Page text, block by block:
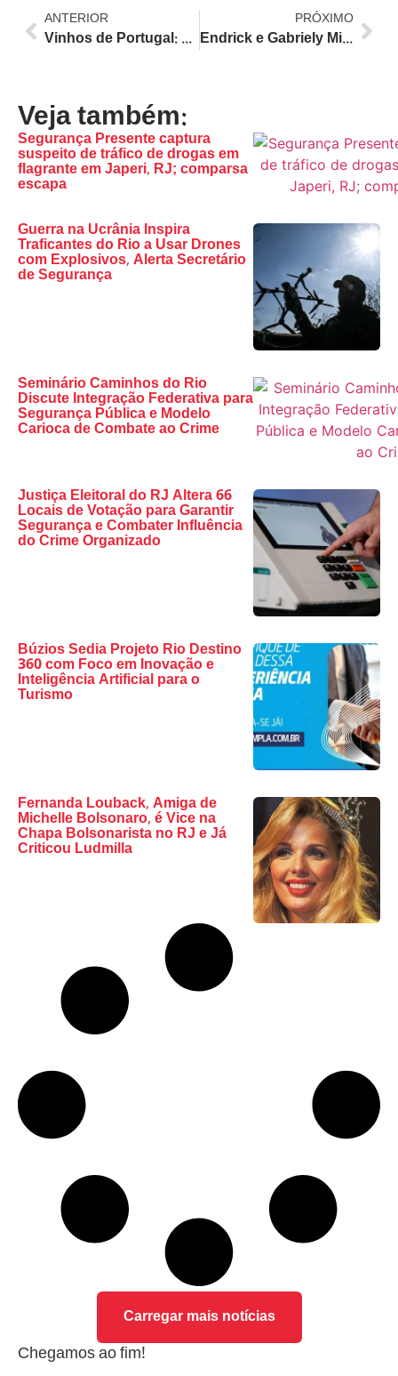
ANTERIOR
Vinhos de Portugal: Jockey Club Brasileiro sedia megaevento com 700 rótulos e experiências gastronômicas
PRÓXIMO
Endrick e Gabriely Miranda curtem almoço no Rio antes da Copa do Mundo 2026; casal espera primeiro filho
Veja também:
Segurança Presente captura
suspeito de tráfico de drogas em
flagrante em Japeri, RJ; comparsa
escapa
Guerra na Ucrânia Inspira
Traficantes do Rio a Usar Drones
com Explosivos, Alerta Secretário
de Segurança
Seminário Caminhos do Rio
Discute Integração Federativa para
Segurança Pública e Modelo
Carioca de Combate ao Crime
Justiça Eleitoral do RJ Altera 66
Locais de Votação para Garantir
Segurança e Combater Influência
do Crime Organizado
Búzios Sedia Projeto Rio Destino
360 com Foco em Inovação e
Inteligência Artificial para o
Turismo
Fernanda Louback, Amiga de
Michelle Bolsonaro, é Vice na
Chapa Bolsonarista no RJ e Já
Criticou Ludmilla
Carregar mais notícias
Chegamos ao fim!